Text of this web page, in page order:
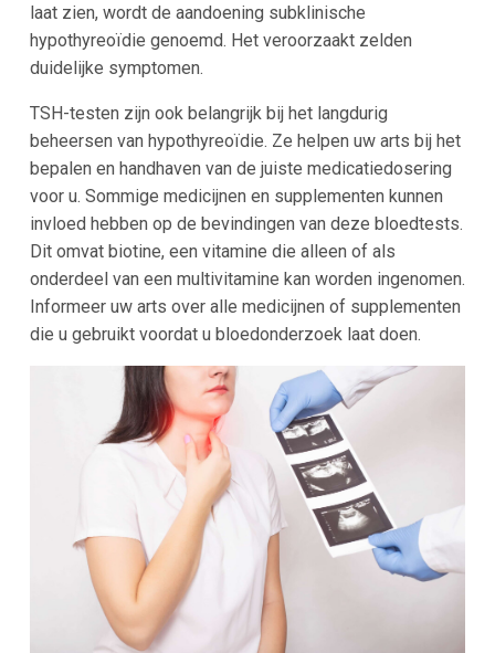
laat zien, wordt de aandoening subklinische
hypothyreoïdie genoemd. Het veroorzaakt zelden
duidelijke symptomen.
TSH-testen zijn ook belangrijk bij het langdurig
beheersen van hypothyreoïdie. Ze helpen uw arts bij het
bepalen en handhaven van de juiste medicatiedosering
voor u. Sommige medicijnen en supplementen kunnen
invloed hebben op de bevindingen van deze bloedtests.
Dit omvat biotine, een vitamine die alleen of als
onderdeel van een multivitamine kan worden ingenomen.
Informeer uw arts over alle medicijnen of supplementen
die u gebruikt voordat u bloedonderzoek laat doen.